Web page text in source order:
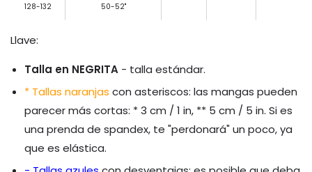
128-132 50-52"
Llave:
Talla en NEGRITA - talla estándar.
* Tallas naranjas con asteriscos: las mangas pueden
parecer más cortas: * 3 cm / 1 in, ** 5 cm / 5 in. Si es
una prenda de spandex, te "perdonará" un poco, ya
que es elástica.